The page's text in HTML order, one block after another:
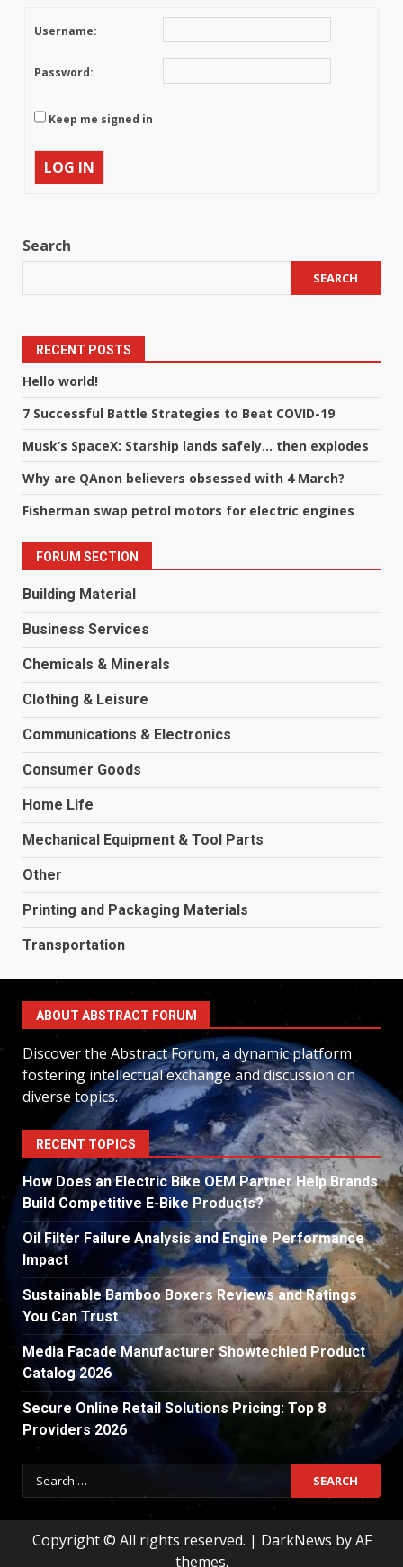
Username:
Password:
Keep me signed in
LOG IN
Search
SEARCH
RECENT POSTS
Hello world!
7 Successful Battle Strategies to Beat COVID-19
Musk’s SpaceX: Starship lands safely… then explodes
Why are QAnon believers obsessed with 4 March?
Fisherman swap petrol motors for electric engines
FORUM SECTION
Building Material
Business Services
Chemicals & Minerals
Clothing & Leisure
Communications & Electronics
Consumer Goods
Home Life
Mechanical Equipment & Tool Parts
Other
Printing and Packaging Materials
Transportation
ABOUT ABSTRACT FORUM
Discover the Abstract Forum, a dynamic platform
fostering intellectual exchange and discussion on
diverse topics.
RECENT TOPICS
How Does an Electric Bike OEM Partner Help Brands
Build Competitive E-Bike Products?
Oil Filter Failure Analysis and Engine Performance
Impact
Sustainable Bamboo Boxers Reviews and Ratings
You Can Trust
Media Facade Manufacturer Showtechled Product
Catalog 2026
Secure Online Retail Solutions Pricing: Top 8
Providers 2026
Search
for:
Copyright © All rights reserved. | DarkNews by AF
themes.